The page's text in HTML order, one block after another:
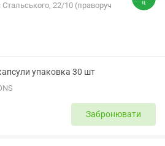
22/10 (праворуч
упаковка 30 шт
Забронювати